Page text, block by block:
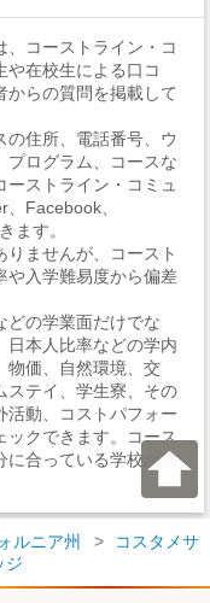
、コーストライン・コ
や在校生による口コ
からの質問を掲載して
の住所、電話番号、ウ
プログラム、コースな
ストライン・コミュ
Facebook、
ます。
ませんが、コースト
や入学難易度から偏差
どの学業面だけでな
日本人比率などの学内
物価、自然環境、交
ステイ、学生寮、その
活動、コストパフォー
ックできます。コース
に合っている学校か確
ルニア州
コスタメサ
ジ